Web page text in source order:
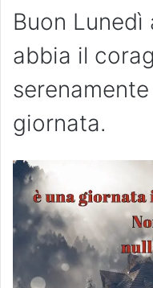
Buon
abbia il
giornata.